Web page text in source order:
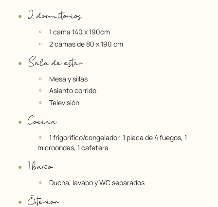
2 dormitorios
1 cama 140 x 190cm
2 camas de 80 x 190 cm
Sala de estar
Mesa y sillas
Asiento corrido
Televisión
Cocina
1 frigorífico/congelador, 1 placa de 4 fuegos, 1
microondas, 1 cafetera
1 baño
Ducha, lavabo y WC separados
Exterior